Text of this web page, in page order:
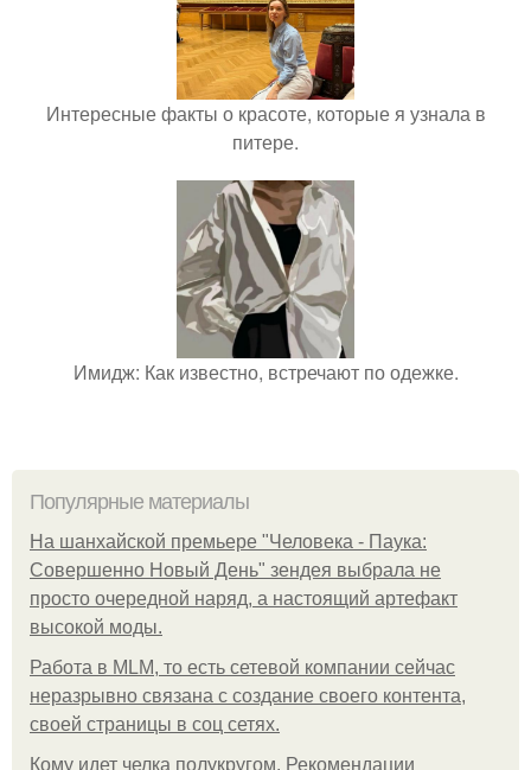
Интересные факты о красоте, которые я узнала в
питере.
Имидж: Как известно, встречают по одежке.
Популярные материалы
На шанхайской премьере "Человека - Паука:
Совершенно Новый День" зендея выбрала не
просто очередной наряд, а настоящий артефакт
высокой моды.
Работа в MLM, то есть сетевой компании сейчас
неразрывно связана с создание своего контента,
своей страницы в соц сетях.
Кому идет челка полукругом. Рекомендации